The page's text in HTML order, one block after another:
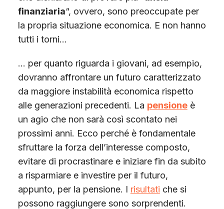
finanziaria“, ovvero, sono preoccupate per
la propria situazione economica. E non hanno
tutti i torni…
… per quanto riguarda i giovani, ad esempio,
dovranno affrontare un futuro caratterizzato
da maggiore instabilità economica rispetto
alle generazioni precedenti. La pensioneè
un agio che non sarà così scontato nei
prossimi anni. Ecco perché è fondamentale
sfruttare la forza dell’interesse composto,
evitare di procrastinare e iniziare fin da subito
a risparmiare e investire per il futuro,
appunto, per la pensione. I risultati che si
possono raggiungere sono sorprendenti.